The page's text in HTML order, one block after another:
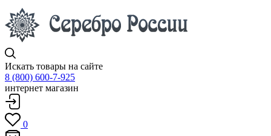
Искать товары на сайте
8 (800) 600-7-925
интернет магазин
0